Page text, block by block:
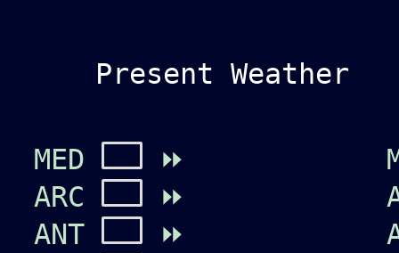
Present Weather
MED ⏩
ARC
⏩
ANT
⏩